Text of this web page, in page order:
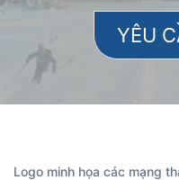
Logo minh họa các mạng